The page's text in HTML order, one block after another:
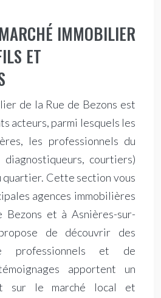
IMMOBILIER
ET
de la Rue de Bezons est
acteurs, parmi lesquels les
les professionnels du
courtiers)
quartier. Cette section vous
agences immobilières
Bezons et à Asnières-sur-
de découvrir des
professionnels et de
apportent un
sur le marché local et